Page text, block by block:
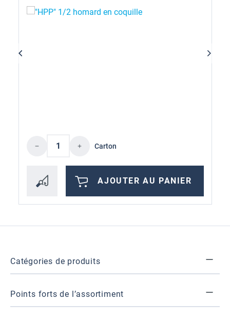
Quantité de produit : Entrez la quantité
Carton
AJOUTER AU PANIER
Catégories de produits
Points forts de l’assortiment